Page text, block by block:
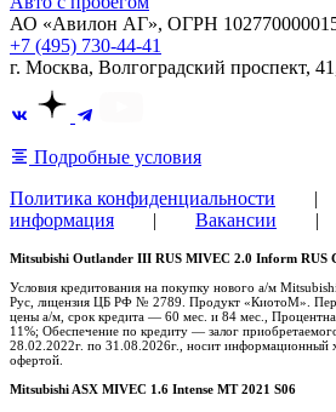
АО «Авилон АГ», ОГРН
+7 (495) 730-44-41
г. Москва, Волгоградский проспект,
Подробные условия
Политика конфиденциальности
информация | Вакансии
Mitsubishi Outlander III RUS MIVEC 2.0 Inform RUS
Условия кредитования на покупку нового а/м
Рус, лицензия ЦБ РФ № 2789. Продукт «КиотоМ».
цены а/м, срок кредита — 60 мес. и 84 мес.,
11%; Обеспечение по кредиту — залог
28.02.2022г. по 31.08.2026г., носит информационный
офертой.
Mitsubishi ASX MIVEC 1.6 Intense MT 2021 S06